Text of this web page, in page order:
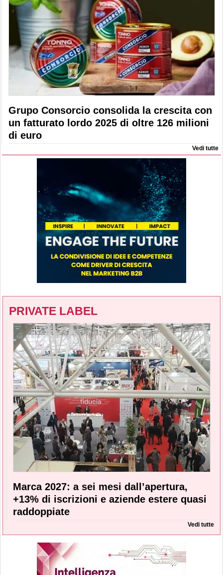
Grupo Consorcio consolida la crescita con
un fatturato lordo 2025 di oltre 126 milioni
di euro
Vedi tutte
PRIVATE LABEL
Marca 2027: a sei mesi dall’apertura,
+13% di iscrizioni e aziende estere quasi
raddoppiate
Vedi tutte